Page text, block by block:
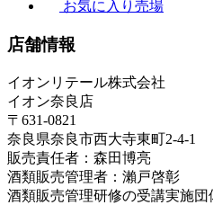
お気に入り売場
店舗情報
イオンリテール株式会社
イオン奈良店
〒631-0821
奈良県奈良市西大寺東町2-4-1
販売責任者：森田博亮
酒類販売管理者：瀨戸啓彰
酒類販売管理研修の受講実施